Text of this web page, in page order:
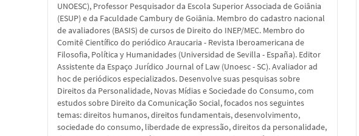
UNOESC), Professor Pesquisador da Escola Superior Associada de Goiânia
(ESUP) e da Faculdade Cambury de Goiânia. Membro do cadastro nacional
de avaliadores (BASIS) de cursos de Direito do INEP/MEC. Membro do
Comitê Científico do periódico Araucaria - Revista Iberoamericana de
Filosofia, Política y Humanidades (Universidad de Sevilla - España). Editor
Assistente da Espaço Jurídico Journal of Law (Unoesc - SC). Avaliador ad
hoc de periódicos especializados. Desenvolve suas pesquisas sobre
Direitos da Personalidade, Novas Mídias e Sociedade do Consumo, com
estudos sobre Direito da Comunicação Social, focados nos seguintes
temas: direitos humanos, direitos fundamentais, desenvolvimento,
sociedade do consumo, liberdade de expressão, direitos da personalidade,